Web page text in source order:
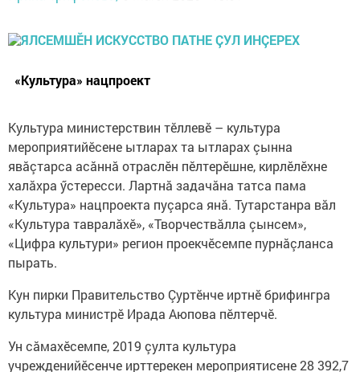
«Культура» нацпроект
Культура министерствин тӗллевӗ – культура
мероприятийӗсене ытларах та ытларах çынна
явăçтарса асăннă отраслӗн пӗлтерӗшне, кирлӗлӗхне
халăхра ӳстересси. Лартнă задачăна татса пама
«Культура» нацпроекта пуçарса янă. Тутарстанра вăл
«Культура тавралăхӗ», «Творчествăлла çынсем»,
«Цифра культури» регион проекчӗсемпе пурнăçланса
пырать.
Кун пирки Правительство Çуртӗнче иртнӗ брифингра
культура министрӗ Ирада Аюпова пӗлтерчӗ.
Ун сăмахӗсемпе, 2019 çулта культура
учрежденийӗсенче ирттерекен мероприятисене 28 392,7